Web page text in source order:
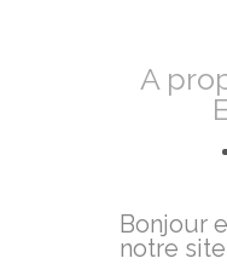
A
Bonjour
notre